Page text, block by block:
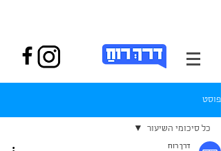
פוסט
כל סיכומי השיעור
דרך רוח